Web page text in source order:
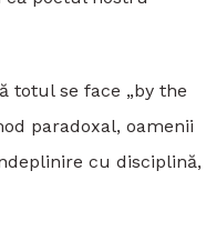
totul se face „by the
paradoxal, oamenii
cu disciplină,